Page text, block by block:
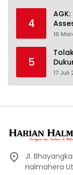
4
16
5
17 Juli
Jl.
Halmahera